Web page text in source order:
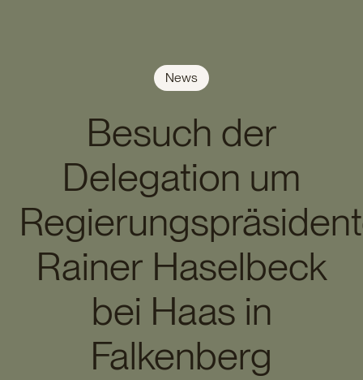
News
Besuch der
Delegation um
Rainer Haselbeck
bei Haas in
Falkenberg